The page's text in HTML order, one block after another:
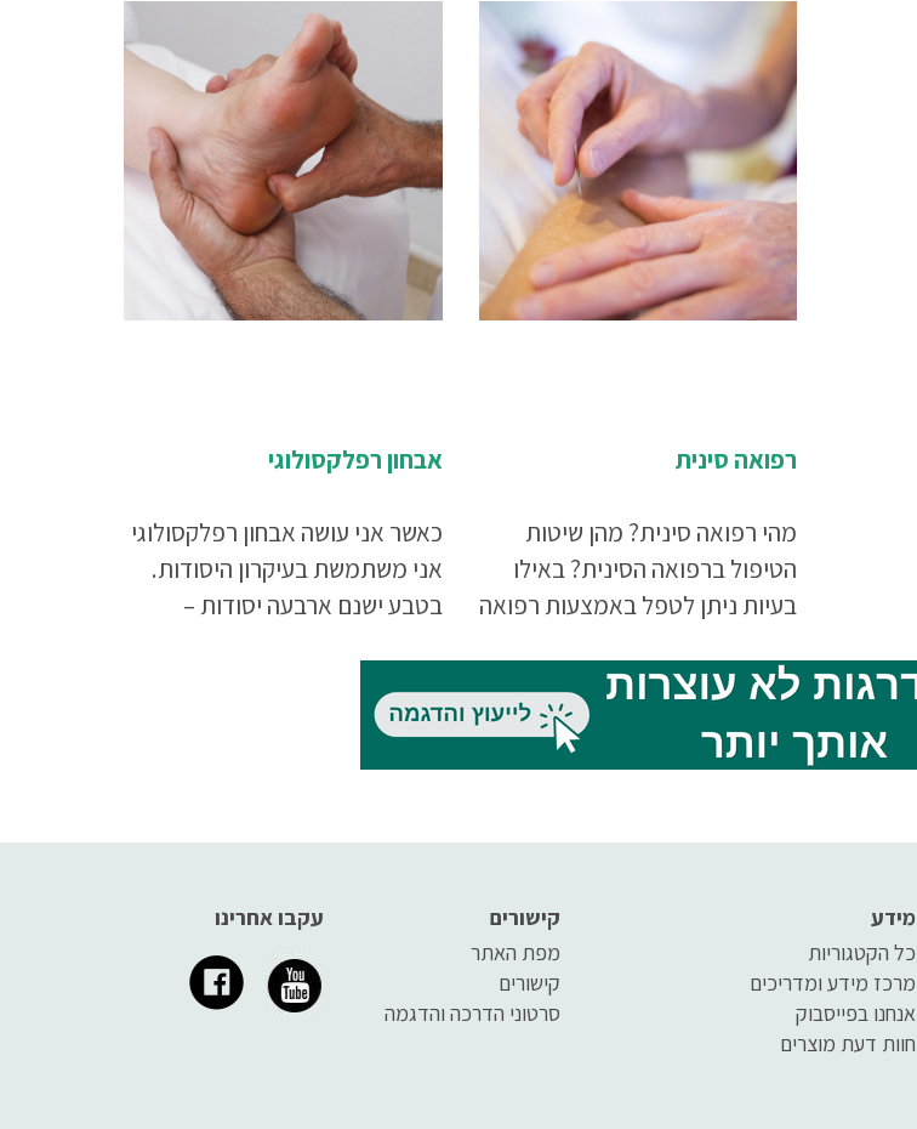
אבחון רפלקסולוגי
כאשר אני עושה אבחון רפלקסולוגי
אני משתמשת בעיקרון היסודות.
בטבע ישנם ארבעה יסודות –
רפואה סינית
מהי רפואה סינית? מהן שיטות
הטיפול ברפואה הסינית? באילו
בעיות ניתן לטפל באמצעות רפואה
עקבו אחרינו
קישורים
מפת האתר
קישורים
סרטוני הדרכה והדגמה
מידע
כל הקטגוריות
מרכז מידע ומדריכים
אנחנו בפייסבוק
חוות דעת מוצרים